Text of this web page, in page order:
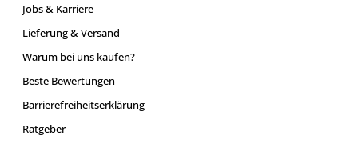
Jobs & Karriere
Lieferung & Versand
Warum bei uns kaufen?
Beste Bewertungen
Barrierefreiheitserklärung
Ratgeber